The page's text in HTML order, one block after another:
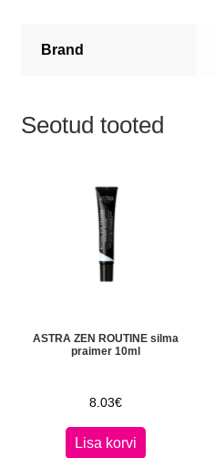
Brand
Seotud tooted
ASTRA ZEN ROUTINE silma
praimer 10ml
8.03€
Lisa korvi